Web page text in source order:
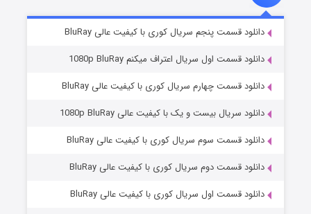
قسمت۸ (زیرنویس) منتشر شد
عملیات آپارتمان
قسمت۲ (زیرنویس) منتشر شد
دانلود قسمت پنجم سریال کوری با کیفیت عالی BluRay
دانلود قسمت اول سریال اعتراف میکنم 1080p BluRay
دانلود قسمت چهارم سریال کوری با کیفیت عالی BluRay
دانلود سریال بیست و یک با کیفیت عالی 1080p BluRay
دانلود قسمت سوم سریال کوری با کیفیت عالی BluRay
دانلود قسمت دوم سریال کوری با کیفیت عالی BluRay
دانلود قسمت اول سریال کوری با کیفیت عالی BluRay